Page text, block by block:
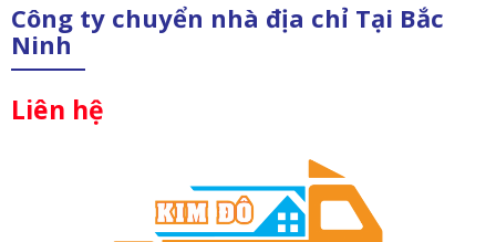
Công ty chuyển nhà địa chỉ Tại Bắc
Ninh
Liên hệ